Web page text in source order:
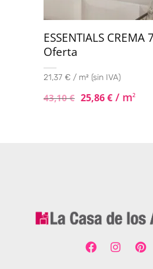
ESSENTIALS CREMA
Oferta
21,37 € / m² (sin IVA)
43,10€ 25,86€ / m2